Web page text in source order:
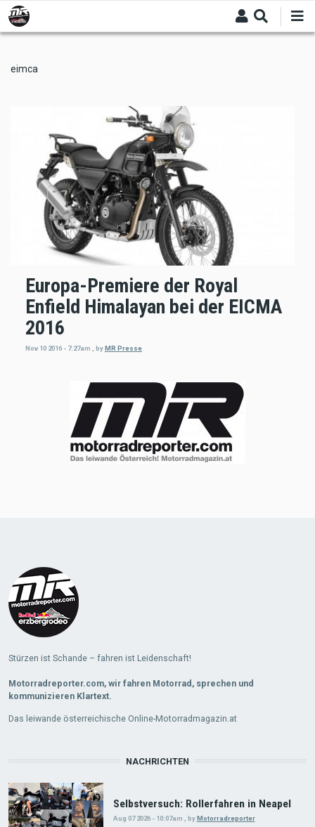
Skip
to
main
eimca
Europa-Premiere der Royal
Enfield Himalayan bei der EICMA
2016
Nov 10 2016 - 7:27am , by MR Presse
Stürzen ist Schande – fahren ist Leidenschaft!
Motorradreporter.com, wir fahren Motorrad, sprechen und
kommunizieren Klartext.
Das leiwande österreichische Online-Motorradmagazin.at
NACHRICHTEN
Selbstversuch: Rollerfahren in Neapel
Aug 07 2026 - 10:07am byMotorradreporter